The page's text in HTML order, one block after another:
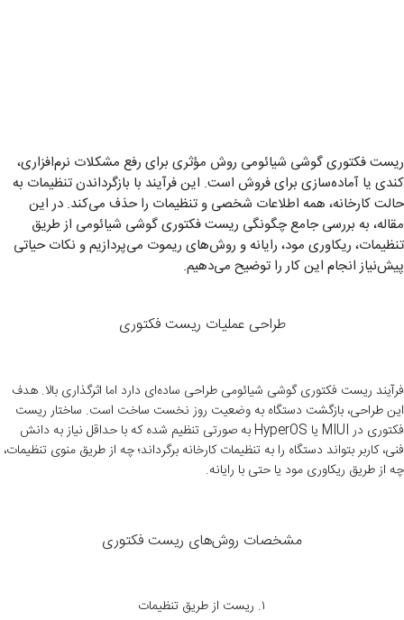
ریست فکتوری گوشی شیائومی روش مؤثری برای رفع مشکلات نرم‌افزاری،
کندی یا آماده‌سازی برای فروش است. این فرآیند با بازگرداندن تنظیمات به
حالت کارخانه، همه اطلاعات شخصی و تنظیمات را حذف می‌کند. در این
مقاله، به بررسی جامع چگونگی ریست فکتوری گوشی شیائومی از طریق
تنظیمات، ریکاوری مود، رایانه و روش‌های ریموت می‌پردازیم و نکات حیاتی
پیش‌نیاز انجام این کار را توضیح می‌دهیم.
طراحی عملیات ریست فکتوری
فرآیند ریست فکتوری گوشی شیائومی طراحی ساده‌ای دارد اما اثرگذاری بالا. هدف
این طراحی، بازگشت دستگاه به وضعیت روز نخست ساخت است. ساختار ریست
فکتوری در MIUI یا HyperOS به صورتی تنظیم شده که با حداقل نیاز به دانش
فنی، کاربر بتواند دستگاه را به تنظیمات کارخانه برگرداند؛ چه از طریق منوی تنظیمات،
چه از طریق ریکاوری مود یا حتی با رایانه.
مشخصات روش‌های ریست فکتوری
۱. ریست از طریق تنظیمات